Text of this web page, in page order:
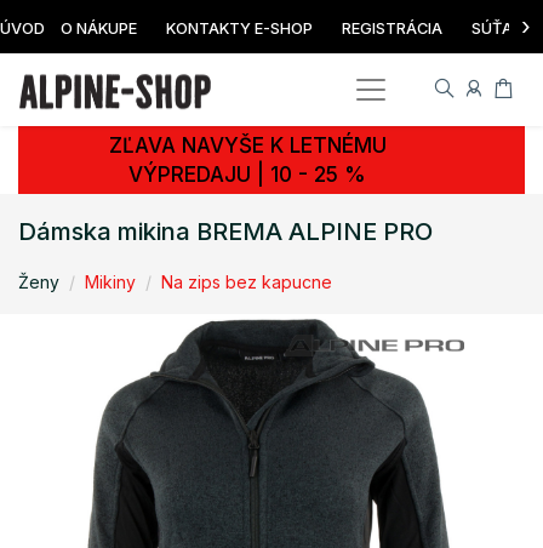
ÚVOD O NÁKUPE KONTAKTY E-SHOP REGISTRÁCIA SÚŤAŽ ›
ZĽAVA NAVYŠE K LETNÉMU
VÝPREDAJU | 10 - 25 %
Dámska mikina BREMA ALPINE PRO
Ženy Mikiny Na zips bez kapucne